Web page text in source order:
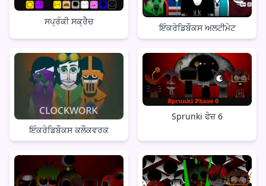
ਸਪ੍ਰੰਕੀ ਸਕ੍ਰੈਚ
ਇੰਕਰੇਡਿਬੌਕਸ ਅਲਟੀਮੇਟ
ਇੰਕਰੇਡਿਬੌਕਸ ਕਲੌਕਵਰਕ
Sprunki ਫੇਜ਼ 6